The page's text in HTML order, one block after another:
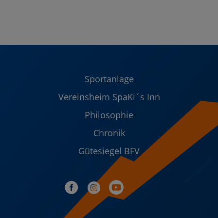
Sportanlage
Vereinsheim SpaKi´s Inn
Philosophie
Chronik
Gütesiegel BFV